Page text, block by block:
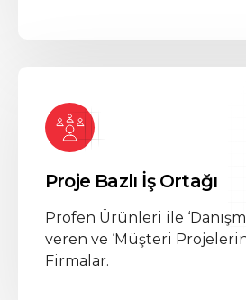
Proje Bazlı İş Ortağı
Profen Ürünleri ile
veren ve ‘Müşteri
Firmalar.